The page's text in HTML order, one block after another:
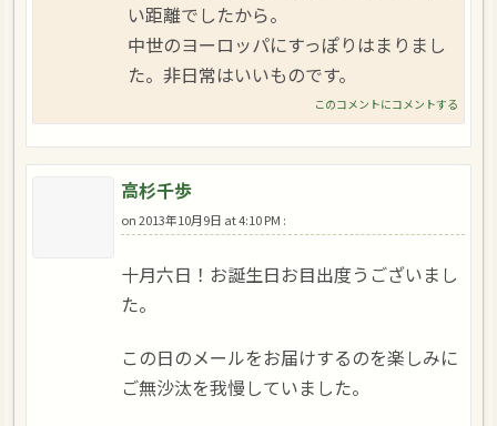
い距離でしたから。
中世のヨーロッパにすっぽりはまりまし
た。非日常はいいものです。
このコメントにコメントする
高杉千歩
on2013年10月9日 at 4:10 PM :
十月六日！お誕生日お目出度うございまし
た。
この日のメールをお届けするのを楽しみに
ご無沙汰を我慢していました。